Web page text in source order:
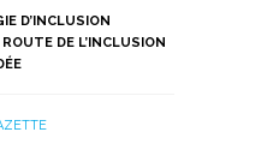
D’INCLUSION
DE L’INCLUSION